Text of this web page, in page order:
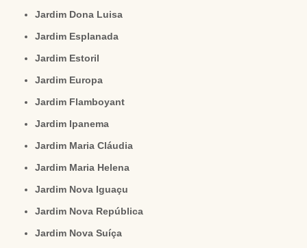
Jardim Dona Luisa
Jardim Esplanada
Jardim Estoril
Jardim Europa
Jardim Flamboyant
Jardim Ipanema
Jardim Maria Cláudia
Jardim Maria Helena
Jardim Nova Iguaçu
Jardim Nova República
Jardim Nova Suíça